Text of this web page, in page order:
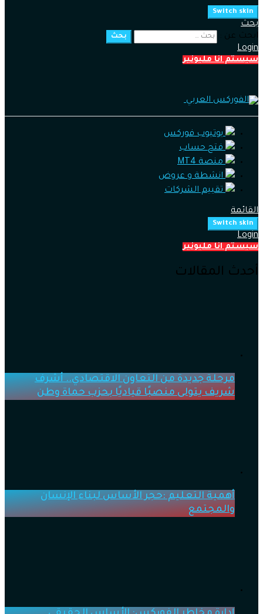
Switch skin
بحث
ابحث عن :
بحث
Login
سيستم انا مليونير
يوتيوب فوركس
فتح حساب
منصة MT4
انشطة و عروض
تقييم الشركات
القائمة
Switch skin
Login
سيستم انا مليونير
أحدث المقالات
مرحلة جديدة من التعاون الاقتصادي.. أشرف
شريف يتولى منصبًا قياديًا بحزب حماة وطن
أهمية التعليم :حجر الأساس لبناء الإنسان
والمجتمع